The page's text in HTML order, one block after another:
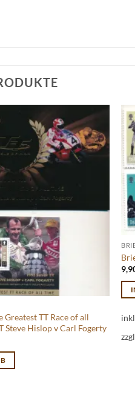
TT Race of all
Steve Hislop v Carl Fogerty